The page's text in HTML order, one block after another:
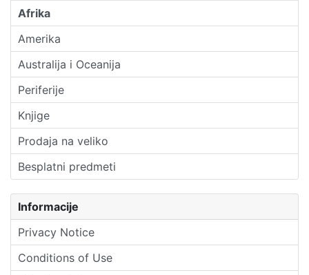
Afrika
Amerika
Australija i Oceanija
Periferije
Knjige
Prodaja na veliko
Besplatni predmeti
Informacije
Privacy Notice
Conditions of Use